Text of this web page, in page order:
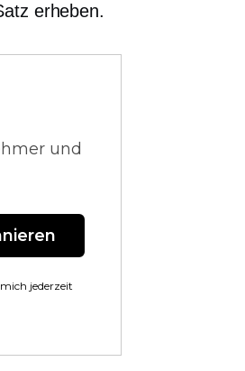
erheben.
und
jederzeit